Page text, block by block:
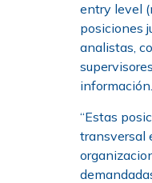
entry level
posiciones
analistas,
información.
“Estas
transversal